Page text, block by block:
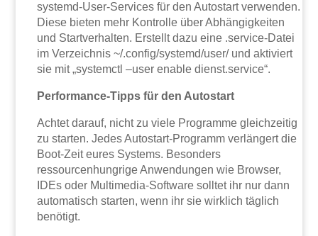
systemd-User-Services für den Autostart verwenden.
Diese bieten mehr Kontrolle über Abhängigkeiten
und Startverhalten. Erstellt dazu eine .service-Datei
im Verzeichnis ~/.config/systemd/user/ und aktiviert
sie mit „systemctl –user enable dienst.service“.
Performance-Tipps für den Autostart
Achtet darauf, nicht zu viele Programme gleichzeitig
zu starten. Jedes Autostart-Programm verlängert die
Boot-Zeit eures Systems. Besonders
ressourcenhungrige Anwendungen wie Browser,
IDEs oder Multimedia-Software solltet ihr nur dann
automatisch starten, wenn ihr sie wirklich täglich
benötigt.